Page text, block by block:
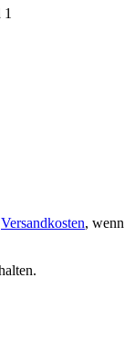
Versandkosten, wenn